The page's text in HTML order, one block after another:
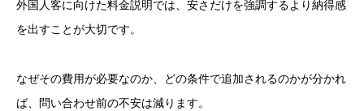
外国人客に向けた料金説明では、安さだけを強調するより納得感
を出すことが大切です。
なぜその費用が必要なのか、どの条件で追加されるのかが分かれ
ば、問い合わせ前の不安は減ります。